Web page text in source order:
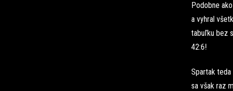
Podobne
a vyhral
tabuľku bez
42:6!
Spartak
sa však raz